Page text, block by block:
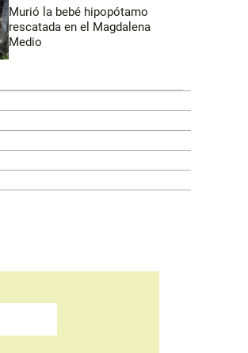
Murió la bebé hipopótamo
rescatada en el Magdalena
Medio